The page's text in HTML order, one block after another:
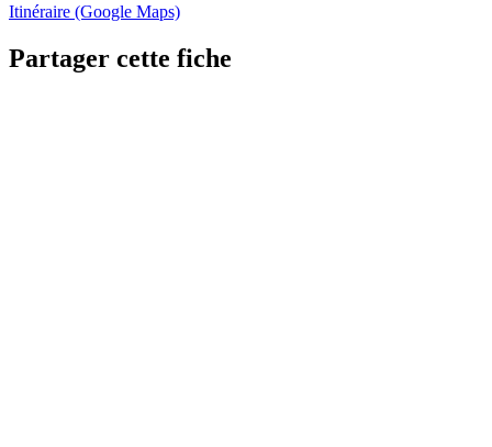
Itinéraire (Google Maps)
Partager cette fiche